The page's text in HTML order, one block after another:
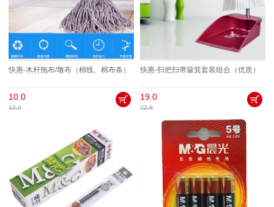
快惠-木杆拖布/墩布（棉线、棉布条）
10.0
12.0
快惠-扫把扫帚簸箕套装组合（优质）
19.0
22.8